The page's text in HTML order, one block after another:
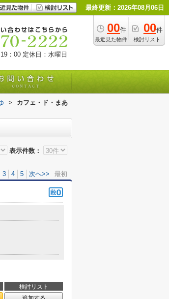
最終更新：2026年08月06日
00件
最近見た物件
00件
検討リスト
：00 定休日：水曜日
>
カフェ・ド・まあ
表示件数：
3 4 5 次へ>> 最初
検討リスト